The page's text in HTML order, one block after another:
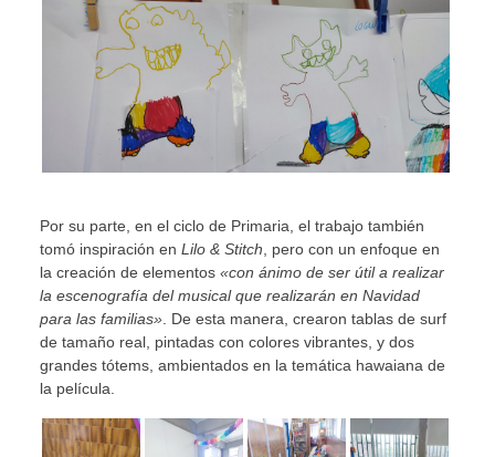
Por su parte, en el ciclo de Primaria, el trabajo también
tomó inspiración en Lilo & Stitch , pero con un enfoque en
la creación de elementos «con ánimo de ser útil a realizar
la escenografía del musical que realizarán en Navidad
para las familias». De esta manera, crearon tablas de surf
de tamaño real, pintadas con colores vibrantes, y dos
grandes tótems, ambientados en la temática hawaiana de
la película.